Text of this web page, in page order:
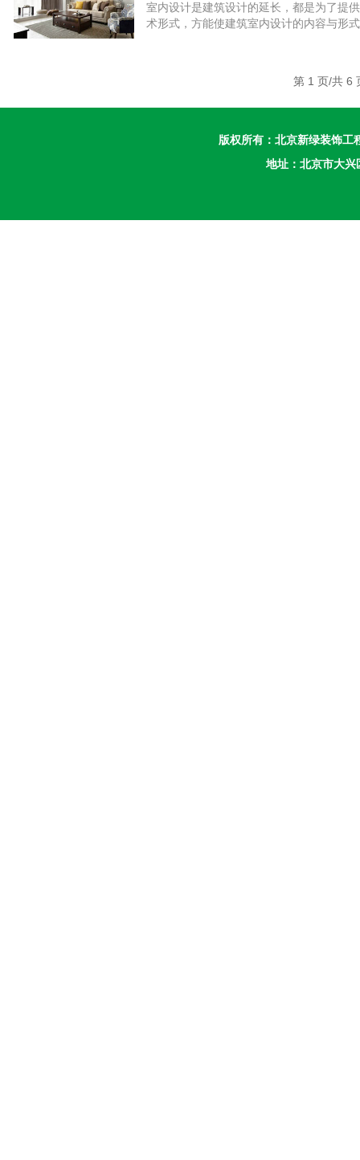
室内设计是建筑设计的延长，都是为了提
术形式，方能使建筑室内设计的内容
第 1 页/共
版权所有： 北京新绿装饰工
地址：北京市大